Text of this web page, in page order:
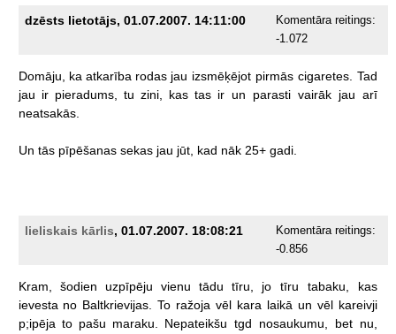
dzēsts lietotājs, 01.07.2007. 14:11:00
Komentāra reitings:
-1.072
Domāju, ka atkarība rodas jau izsmēķējot pirmās cigaretes. Tad
jau ir pieradums, tu zini, kas tas ir un parasti vairāk jau arī
neatsakās.
Un tās pīpēšanas sekas jau jūt, kad nāk 25+ gadi.
lieliskais kārlis, 01.07.2007. 18:08:21
Komentāra reitings:
-0.856
Kram, šodien uzpīpēju vienu tādu tīru, jo tīru tabaku,
kas
ievesta no Baltkrievijas. To ražoja vēl kara laikā un vēl kareivji
p;ipēja to pašu maraku. Nepateikšu tgd nosaukumu, bet nu,